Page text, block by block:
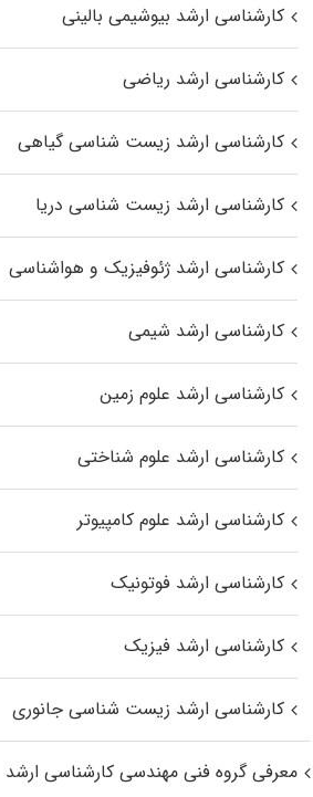
کارشناسی ارشد بیوشیمی بالینی
کارشناسی ارشد ریاضی
کارشناسی ارشد زیست‌ شناسی گیاهی
کارشناسی ارشد زیست‌ شناسی دریا
کارشناسی ارشد ژئوفیزیک و هواشناسی
کارشناسی ارشد شیمی
کارشناسی ارشد علوم زمین
کارشناسی ارشد علوم شناختی
کارشناسی ارشد علوم کامپیوتر
کارشناسی ارشد فوتونیک
کارشناسی ارشد فیزیک
کارشناسی ارشد زیست‌ شناسی جانوری
معرفی گروه فنی مهندسی کارشناسی ارشد